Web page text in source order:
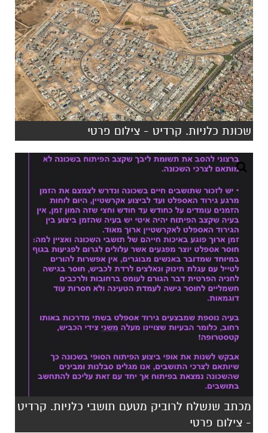
שכונת כלניות. קרדיט - צילום פרטי
מכתב שנשלח לרוביק מטעם תושבי כלניות. קרדיט
- צילום פרטי